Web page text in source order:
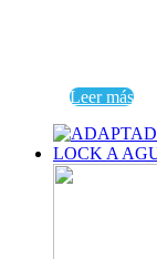
Leer más